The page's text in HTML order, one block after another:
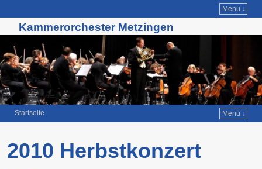
Menü ↓
Kammerorchester Metzingen
Startseite
Menü ↓
2010 Herbstkonzert